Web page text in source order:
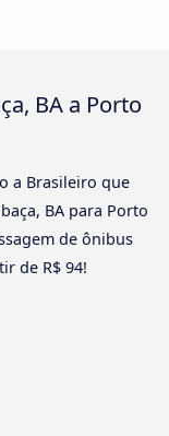
BA a Porto
a Brasileiro que
BA para Porto
de ônibus
de R$ 94!